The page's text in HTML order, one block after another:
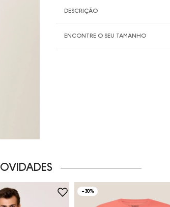
DESCRIÇÃO
ENCONTRE O SEU TAMANHO
-30%